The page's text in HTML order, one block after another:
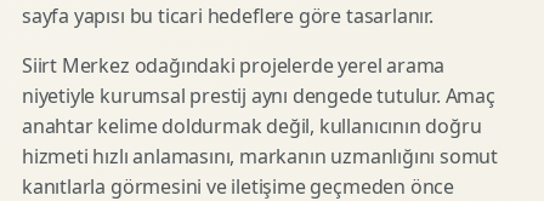
sayfa yapısı bu ticari hedeflere göre tasarlanır.
Siirt Merkez odağındaki projelerde yerel arama
niyetiyle kurumsal prestij aynı dengede tutulur. Amaç
anahtar kelime doldurmak değil, kullanıcının doğru
hizmeti hızlı anlamasını, markanın uzmanlığını somut
kanıtlarla görmesini ve iletişime geçmeden önce